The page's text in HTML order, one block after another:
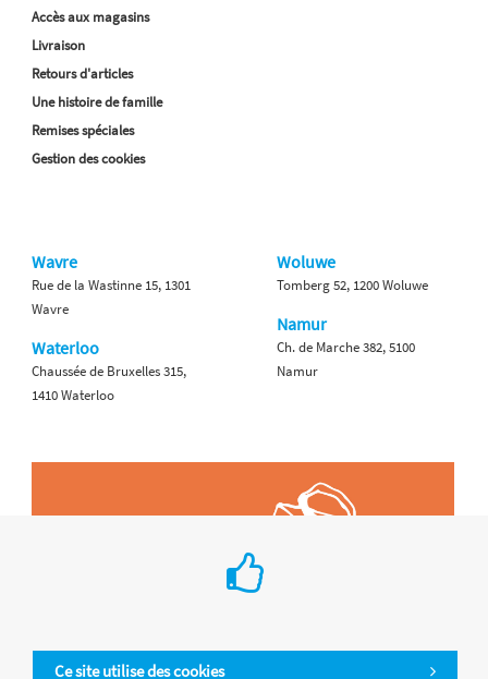
Ce site utilise des cookies
Accès aux magasins
Livraison
Retours d'articles
Une histoire de famille
Remises spéciales
Gestion des cookies
Wavre
Rue de la Wastinne 15, 1301
Wavre
Waterloo
Chaussée de Bruxelles 315,
1410 Waterloo
Woluwe
Tomberg 52, 1200 Woluwe
Namur
Ch. de Marche 382, 5100
Namur